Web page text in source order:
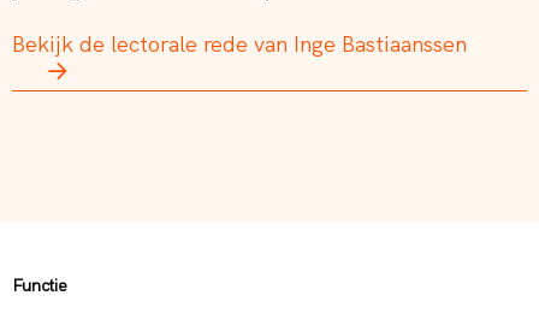
Bekijk de lectorale rede van Inge Bastiaanssen
Functie